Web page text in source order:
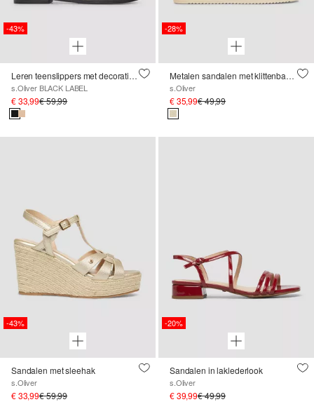
-43%
Leren teenslippers met decoratief detail
s.Oliver BLACK LABEL
€ 33,99€ 59,99
-28%
Metalen sandalen met klittenbandsluiting
s.Oliver
€ 35,99€ 49,99
-43%
Sandalen met sleehak
s.Oliver
€ 33,99€ 59,99
-20%
Sandalen in laklederlook
s.Oliver
€ 39,99€ 49,99